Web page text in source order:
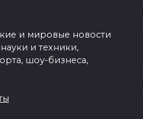
и мировые новости
и техники,
шоу-бизнеса,